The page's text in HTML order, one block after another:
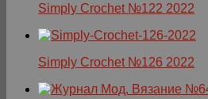
Simply Crochet №122 2022
Simply Crochet №126 2022